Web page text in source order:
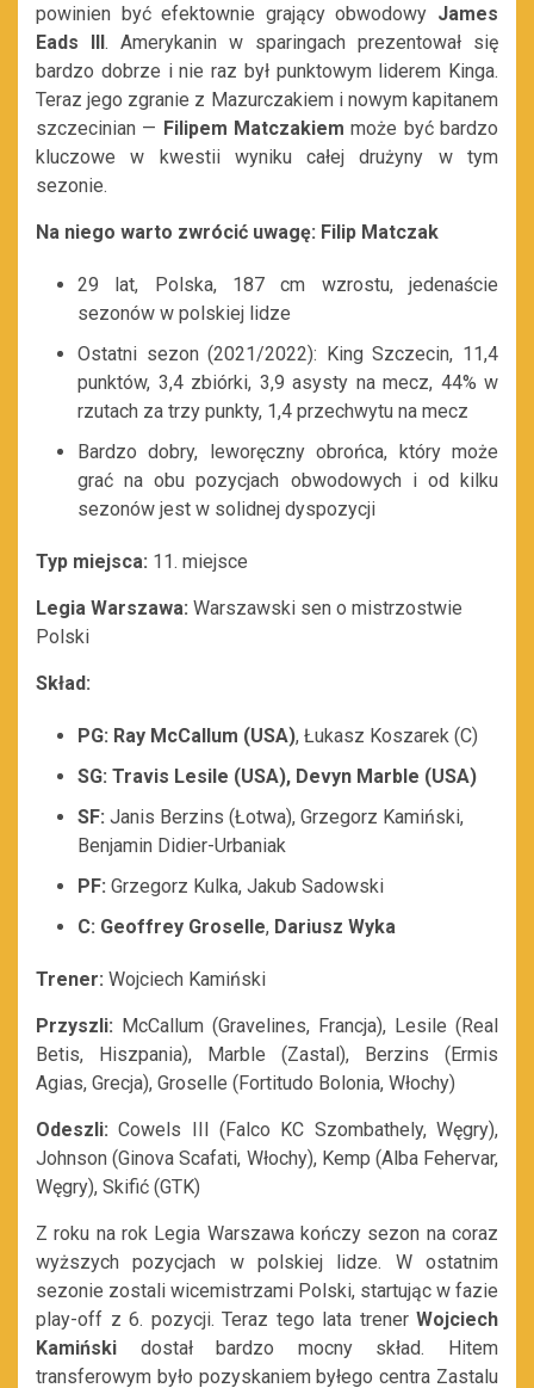
powinien być efektownie grający obwodowy James
Eads III . Amerykanin w sparingach prezentował się
bardzo dobrze i nie raz był punktowym liderem Kinga.
Teraz jego zgranie z Mazurczakiem i nowym kapitanem
szczecinian — Filipem Matczakiem może być bardzo
kluczowe w kwestii wyniku całej drużyny w tym
sezonie.
Na niego warto zwrócić uwagę: Filip Matczak
29 lat, Polska, 187 cm wzrostu, jedenaście
sezonów w polskiej lidze
Ostatni sezon (2021/2022): King Szczecin, 11,4
punktów, 3,4 zbiórki, 3,9 asysty na mecz, 44% w
rzutach za trzy punkty, 1,4 przechwytu na mecz
Bardzo dobry, leworęczny obrońca, który może
grać na obu pozycjach obwodowych i od kilku
sezonów jest w solidnej dyspozycji
Typ miejsca: 11. miejsce
Legia Warszawa: Warszawski sen o mistrzostwie
Polski
Skład:
PG: Ray McCallum (USA), Łukasz Koszarek (C)
SG: Travis Lesile (USA), Devyn Marble (USA)
SF: Janis Berzins (Łotwa), Grzegorz Kamiński,
Benjamin Didier-Urbaniak
PF: Grzegorz Kulka, Jakub Sadowski
C: Geoffrey Groselle, Dariusz Wyka
Trener: Wojciech Kamiński
Przyszli: McCallum (Gravelines, Francja), Lesile (Real
Betis, Hiszpania), Marble (Zastal), Berzins (Ermis
Agias, Grecja), Groselle (Fortitudo Bolonia, Włochy)
Odeszli:Cowels III (Falco KC Szombathely, Węgry),
Johnson (Ginova Scafati, Włochy), Kemp (Alba Fehervar,
Węgry), Skifić (GTK)
Z roku na rok Legia Warszawa kończy sezon na coraz
wyższych pozycjach w polskiej lidze. W ostatnim
sezonie zostali wicemistrzami Polski, startując w fazie
play-off z 6. pozycji. Teraz tego lata trener Wojciech
Kamiński dostał bardzo mocny skład. Hitem
transferowym było pozyskaniem byłego centra Zastalu